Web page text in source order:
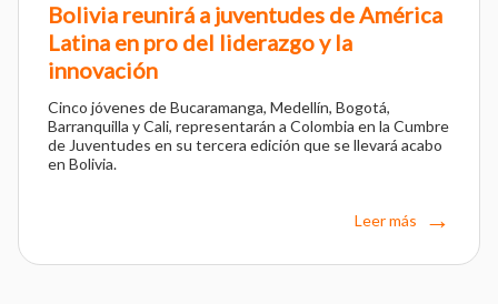
Bolivia reunirá a juventudes de América
Latina en pro del liderazgo y la
innovación
Cinco jóvenes de Bucaramanga, Medellín, Bogotá,
Barranquilla y Cali, representarán a Colombia en la Cumbre
de Juventudes en su tercera edición que se llevará acabo
en Bolivia.
Leer más